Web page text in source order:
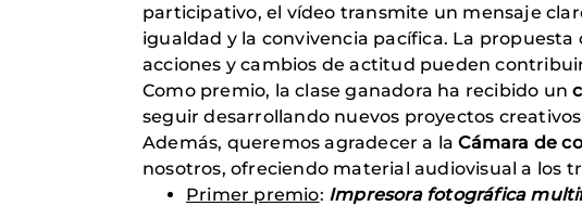
participativo, el vídeo transmite un mensaje
igualdad y la convivencia pacífica. La
acciones y cambios de actitud pueden
Como premio, la clase ganadora ha recibido un
seguir desarrollando nuevos proyectos
Además, queremos agradecer a laCámara de
nosotros, ofreciendo material audiovisual a los
Primer premio: Impresora fotográfica